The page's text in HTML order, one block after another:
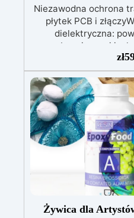
Niezawodna ochrona
płytek PCB i
dielektryczna:
bezpiecznej
gwarantowana
utwardzania.
chemiczne:
warunków.
transformatorów,
wrażliwych
niezawodność:
temperatury
przezroczystej (do
czarnym barwnikiem
patentowej i
zł
Żywica dla